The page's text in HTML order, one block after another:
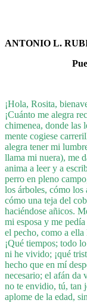
ANTONIO L.
¡Hola, Rosita,
¡Cuánto me alegra
chimenea, donde las
mente cogiese
alegra tener mi
llama mi nuera), me
anima a leer y a
perro en pleno
los árboles, cómo
cómo una teja del
haciéndose añicos.
mi esposa y me
el pecho, como a ella
¡Qué tiempos; todo
ni he vivido; ¡qué
hecho que en mí
necesario; el afán da
no te envidio, tú, tan
aplome de la edad,